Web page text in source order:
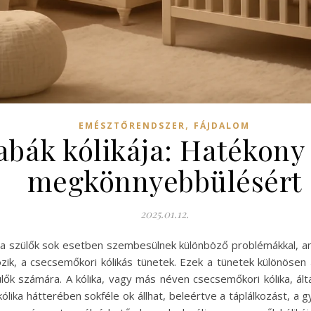
EMÉSZTŐRENDSZER, FÁJDALOM
kólikája:
megkönnyebbülésért
2025.01.12.
szülők sok esetben szembesülnek különböző problémákkal,
a csecsemőkori kólikás tünetek. Ezek a tünetek
számára. A kólika, vagy más néven csecsemőkori kólika,
hátterében sokféle ok állhat, beleértve a táplálkozást, a